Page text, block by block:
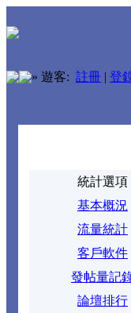
» 遊客: 註冊 | 登
統計選項
基本概況
流量統計
客戶軟件
發帖量記
論壇排行